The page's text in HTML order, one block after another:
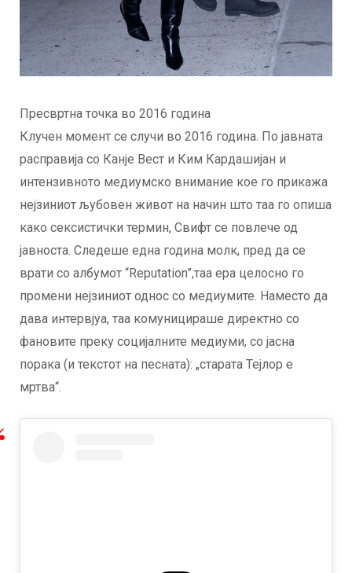
Пресвртна точка во 2016 година
Клучен момент се случи во 2016 година. По јавната
расправија со Канје Вест и Ким Кардашијан и
интензивното медиумско внимание кое го прикажа
нејзиниот љубовен живот на начин што таа го опиша
како сексистички термин, Свифт се повлече од
јавноста. Следеше една година молк, пред да се
врати со албумот “Reputation”,таа ера целосно го
промени нејзиниот однос со медиумите. Наместо да
дава интервјуа, таа комуницираше директно со
фановите преку социјалните медиуми, со јасна
порака (и текстот на песната): „старата Тејлор е
мртва“.